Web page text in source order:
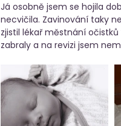
Já osobně jsem se hojila
necvičila. Zavinování taky
zjistil lékař městnání
zabraly a na revizi jsem